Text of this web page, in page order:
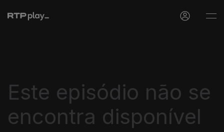
Este episódio não se
encontra disponível